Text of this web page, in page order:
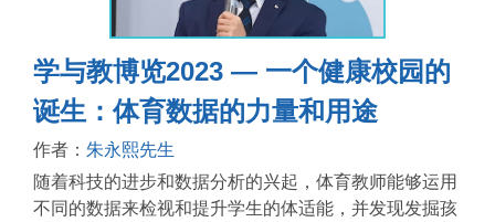
学与教博览2023 — 一个健康校园的
诞生：体育数据的力量和用途
作者： 朱永熙先生
随着科技的进步和数据分析的兴起，体育教师能够运用
不同的数据来检视和提升学生的体适能，并发现发掘孩